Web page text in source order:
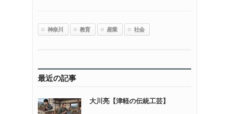
神奈川 教育 産業 社会
最近の記事
大川亮【津軽の伝統工芸】